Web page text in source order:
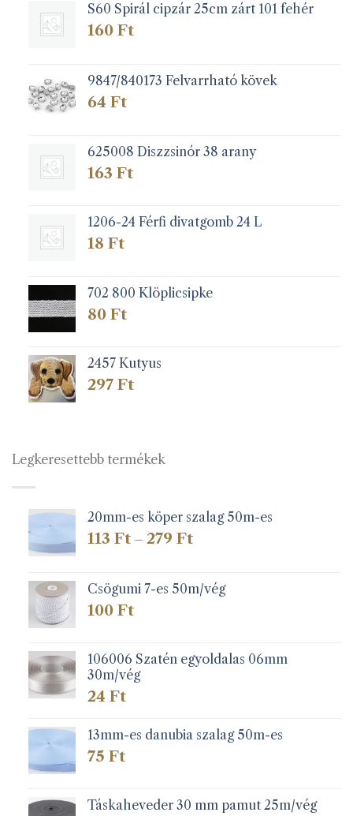
S60 Spirál cipzár 25cm zárt 101 fehér
160 Ft
9847/840173 Felvarrható kövek
64 Ft
625008 Diszzsinór 38 arany
163 Ft
1206-24 Férfi divatgomb 24 L
18 Ft
702 800 Klöplicsipke
80 Ft
2457 Kutyus
297 Ft
Legkeresettebb termékek
20mm-es köper szalag 50m-es
113 Ft – 279 FtÁrtartomány:
279 Ft
Csögumi 7-es 50m/vég
100 Ft
106006 Szatén egyoldalas 06mm
30m/vég
24 Ft
13mm-es danubia szalag 50m-es
75 Ft
Táskaheveder 30 mm pamut 25m/vég